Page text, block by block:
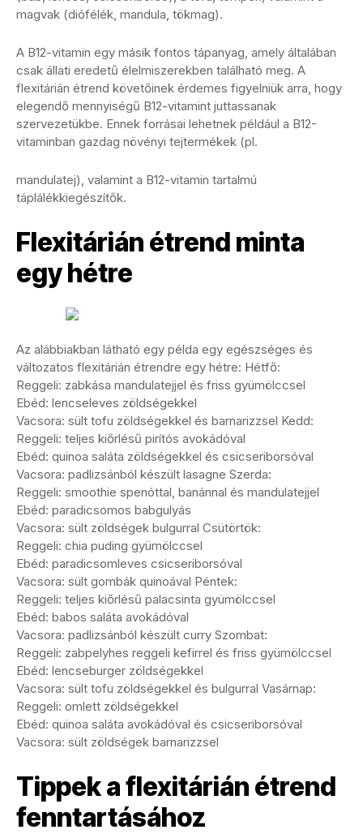
magvak (diófélék, mandula, tökmag).
A B12-vitamin egy másik fontos tápanyag, amely általában
csak állati eredetű élelmiszerekben található meg. A
flexitárián étrend követőinek érdemes figyelniük arra, hogy
elegendő mennyiségű B12-vitamint juttassanak
szervezetükbe. Ennek forrásai lehetnek például a B12-
vitaminban gazdag növényi tejtermékek (pl.
mandulatej), valamint a B12-vitamin tartalmú
táplálékkiegészítők.
Flexitárián étrend minta
egy hétre
Az alábbiakban látható egy példa egy egészséges és
változatos flexitárián étrendre egy hétre: Hétfő:
Reggeli: zabkása mandulatejjel és friss gyümölccsel
Ebéd: lencseleves zöldségekkel
Vacsora: sült tofu zöldségekkel és barnarizzsel Kedd:
Reggeli: teljes kiőrlésű pirítós avokádóval
Ebéd: quinoa saláta zöldségekkel és csicseriborsóval
Vacsora: padlizsánból készült lasagne Szerda:
Reggeli: smoothie spenóttal, banánnal és mandulatejjel
Ebéd: paradicsomos babgulyás
Vacsora: sült zöldségek bulgurral Csütörtök:
Reggeli: chia puding gyümölccsel
Ebéd: paradicsomleves csicseriborsóval
Vacsora: sült gombák quinoával Péntek:
Reggeli: teljes kiőrlésű palacsinta gyümölccsel
Ebéd: babos saláta avokádóval
Vacsora: padlizsánból készült curry Szombat:
Reggeli: zabpelyhes reggeli kefirrel és friss gyümölccsel
Ebéd: lencseburger zöldségekkel
Vacsora: sült tofu zöldségekkel és bulgurral Vasárnap:
Reggeli: omlett zöldségekkel
Ebéd: quinoa saláta avokádóval és csicseriborsóval
Vacsora: sült zöldségek barnarizzsel
Tippek a flexitárián étrend
fenntartásához